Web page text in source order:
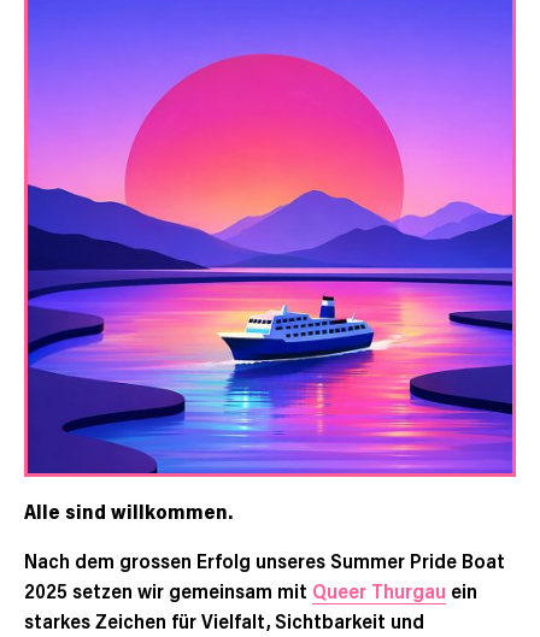
Alle sind willkommen.
Nach dem grossen Erfolg unseres Summer Pride Boat
2025 setzen wir gemeinsam mit Queer Thurgau ein
starkes Zeichen für Vielfalt, Sichtbarkeit und